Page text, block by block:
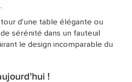
d'une table élégante ou
sérénité dans un fauteuil
le design incomparable du
!